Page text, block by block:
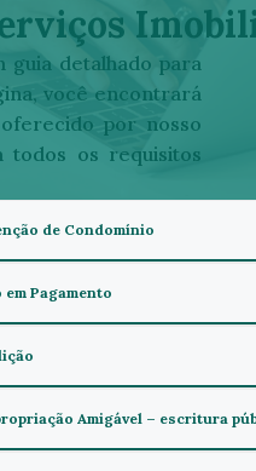
guia detalhado para
você encontrará
por nosso
todos os requisitos
de Condomínio
em Pagamento
Amigável – escritura